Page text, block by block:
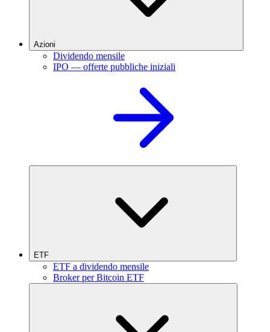
Azioni
Dividendo mensile
IPO — offerte pubbliche iniziali
ETF
ETF a dividendo mensile
Broker per Bitcoin ETF